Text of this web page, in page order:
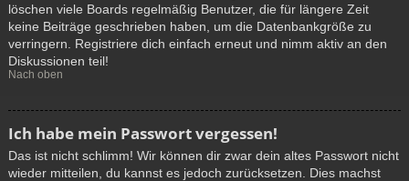
löschen viele Boards regelmäßig Benutzer, die für längere Zeit
keine Beiträge geschrieben haben, um die Datenbankgröße zu
verringern. Registriere dich einfach erneut und nimm aktiv an den
Diskussionen teil!
Nach oben
Ich habe mein Passwort vergessen!
Das ist nicht schlimm! Wir können dir zwar dein altes Passwort nicht
wieder mitteilen, du kannst es jedoch zurücksetzen. Dies machst